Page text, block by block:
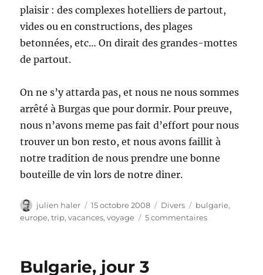
plaisir : des complexes hotelliers de partout,
vides ou en constructions, des plages
betonnées, etc… On dirait des grandes-mottes
de partout.
On ne s’y attarda pas, et nous ne nous sommes
arrêté à Burgas que pour dormir. Pour preuve,
nous n’avons meme pas fait d’effort pour nous
trouver un bon resto, et nous avons faillit à
notre tradition de nous prendre une bonne
bouteille de vin lors de notre diner.
Auteur
julien haler
Publié
le
15 octobre 2008 Catégories
Divers Étiquettes
bulgarie,
europe,trip,vacances,voyage 5 commentairessur
Bulgarie, jour 3